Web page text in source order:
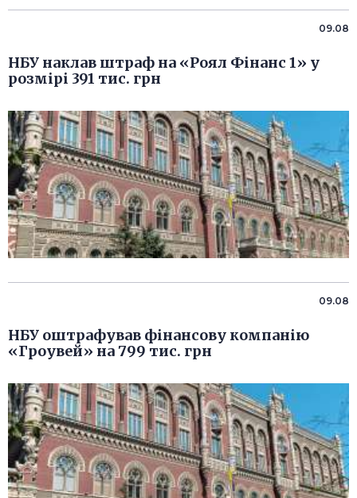
09.08
НБУ наклав штраф на «Роял Фінанс 1» у
розмірі 391 тис. грн
09.08
НБУ оштрафував фінансову компанію
«Гроувей» на 799 тис. грн